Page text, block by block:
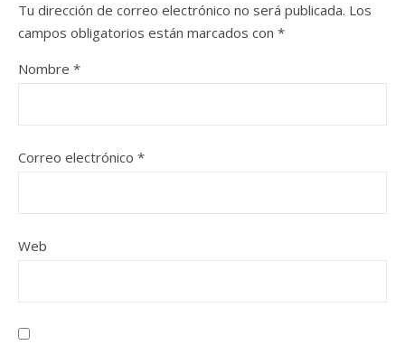
Tu dirección de correo electrónico no será publicada. Los
campos obligatorios están marcados con *
Nombre *
Correo electrónico *
Web